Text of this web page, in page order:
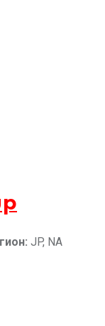
JP, NA